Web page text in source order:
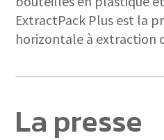
ExtractPack Plus est la
horizontale à extraction
La presse